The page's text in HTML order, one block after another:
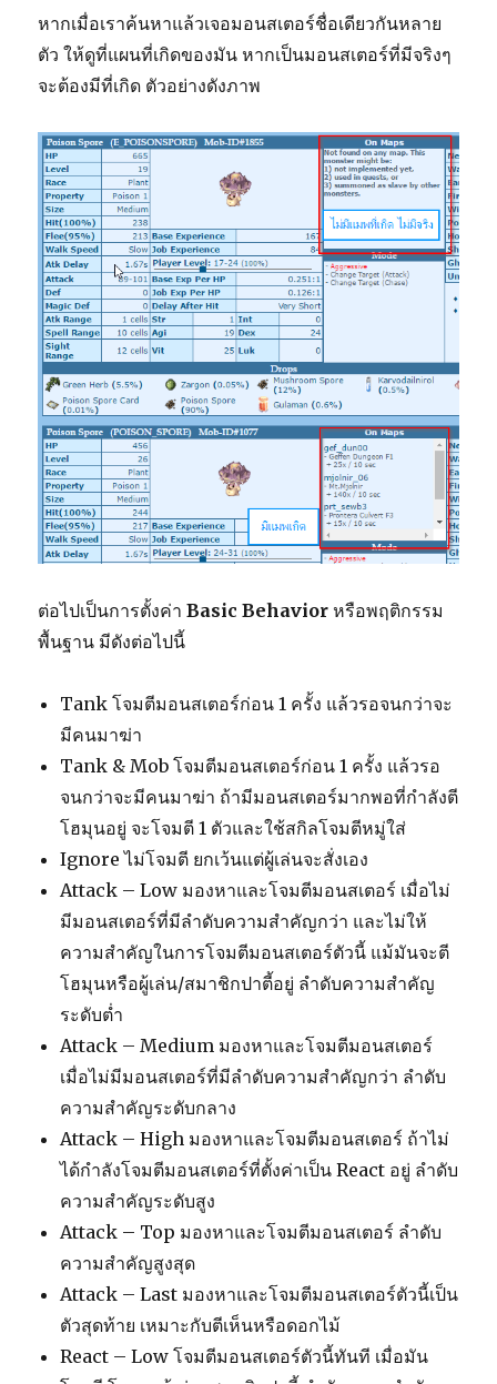
หากเมื่อเราค้นหาแล้วเจอมอนสเตอร์ชื่อเดียวกันหลาย
ตัว ให้ดูที่แผนที่เกิดของมัน หากเป็นมอนสเตอร์ที่มีจริงๆ
จะต้องมีที่เกิด ตัวอย่างดังภาพ
ต่อไปเป็นการตั้งค่าBasic Behavior หรือพฤติกรรม
พื้นฐาน มีดังต่อไปนี้
Tank โจมตีมอนสเตอร์ก่อน 1 ครั้ง แล้วรอจนกว่าจะ
มีคนมาฆ่า
Tank & Mob โจมตีมอนสเตอร์ก่อน 1 ครั้ง แล้วรอ
จนกว่าจะมีคนมาฆ่า ถ้ามีมอนสเตอร์มากพอที่กำลังตี
โฮมุนอยู่ จะโจมตี 1 ตัวและใช้สกิลโจมตีหมู่ใส่
Ignore ไม่โจมตี ยกเว้นแต่ผู้เล่นจะสั่งเอง
Attack – Low มองหาและโจมตีมอนสเตอร์ เมื่อไม่
มีมอนสเตอร์ที่มีลำดับความสำคัญกว่า และไม่ให้
ความสำคัญในการโจมตีมอนสเตอร์ตัวนี้ แม้มันจะตี
โฮมุนหรือผู้เล่น/สมาชิกปาตี้อยู่ ลำดับความสำคัญ
ระดับต่ำ
Attack – Medium มองหาและโจมตีมอนสเตอร์
เมื่อไม่มีมอนสเตอร์ที่มีลำดับความสำคัญกว่า ลำดับ
ความสำคัญระดับกลาง
Attack – High มองหาและโจมตีมอนสเตอร์ ถ้าไม่
ได้กำลังโจมตีมอนสเตอร์ที่ตั้งค่าเป็น React อยู่ ลำดับ
ความสำคัญระดับสูง
Attack – Top มองหาและโจมตีมอนสเตอร์ ลำดับ
ความสำคัญสูงสุด
Attack – Last มองหาและโจมตีมอนสเตอร์ตัวนี้เป็น
ตัวสุดท้าย เหมาะกับตีเห็นหรือดอกไม้
React – Low โจมตีมอนสเตอร์ตัวนี้ทันที เมื่อมัน